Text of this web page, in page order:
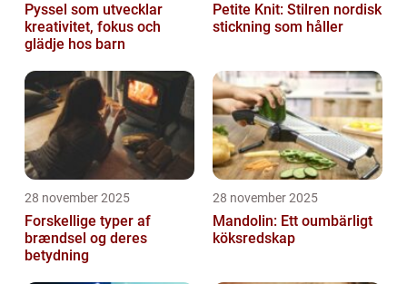
Pyssel som utvecklar
kreativitet, fokus och
glädje hos barn
Petite Knit: Stilren nordisk
stickning som håller
28 november 2025
Forskellige typer af
brændsel og deres
betydning
28 november 2025
Mandolin: Ett oumbärligt
köksredskap